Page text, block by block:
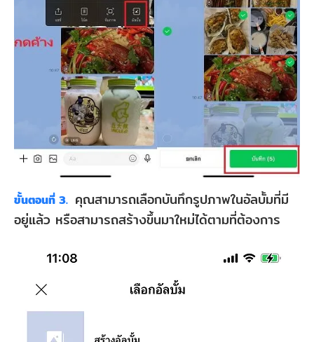
ขั้นตอนที่ 3. คุณสามารถเลือกบันทึกรูปภาพในอัลบั้มที่มี
อยู่แล้ว หรือสามารถสร้างขึ้นมาใหม่ได้ตามที่ต้องการ